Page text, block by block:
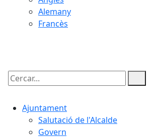
Alemany
Francès
Cercar:
Ajuntament
Salutació de l'Alcalde
Govern